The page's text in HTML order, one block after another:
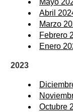
Mayo
Abril
Marzo
Febrero
Enero
2023
Octubre